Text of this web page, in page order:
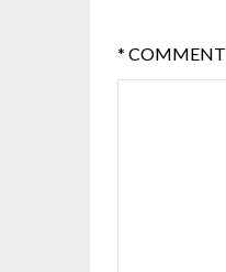
COMMENT
*